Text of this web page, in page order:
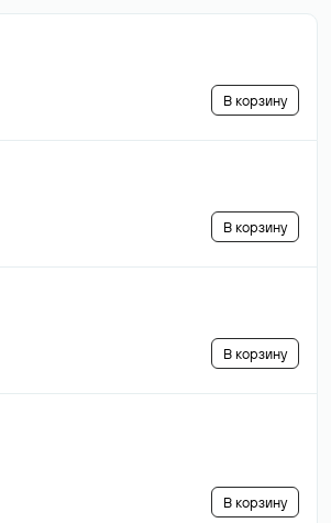
В корзину
В корзину
В корзину
В корзину